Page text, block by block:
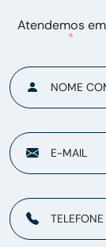
Atendemos
NOME
E-MAIL
TELEFONE